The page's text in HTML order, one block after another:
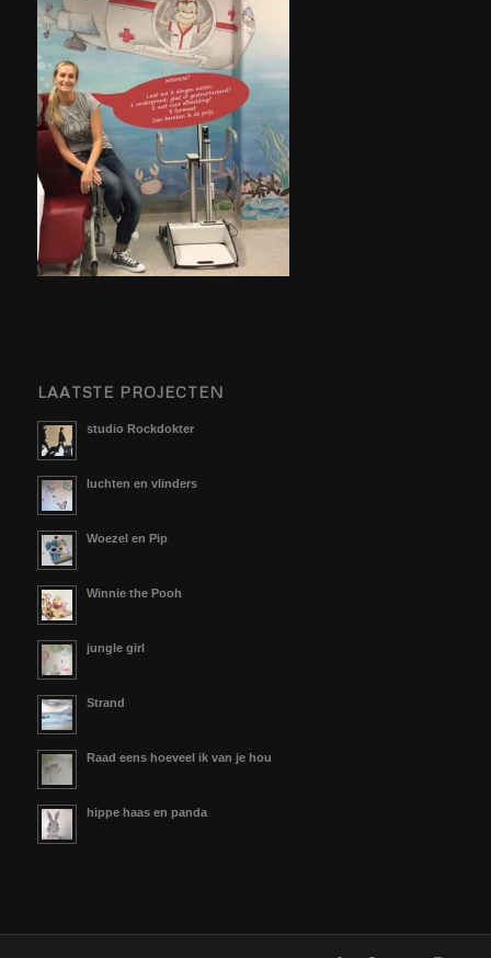
LAATSTE PROJECTEN
studio Rockdokter
luchten en vlinders
Woezel en Pip
Winnie the Pooh
jungle girl
Strand
Raad eens hoeveel ik van je hou
hippe haas en panda